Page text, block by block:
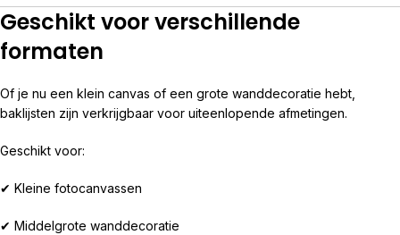
Geschikt voor verschillende
formaten
Of je nu een klein canvas of een grote wanddecoratie hebt,
baklijsten zijn verkrijgbaar voor uiteenlopende afmetingen.
Geschikt voor:
✔ Kleine fotocanvassen
✔ Middelgrote wanddecoratie